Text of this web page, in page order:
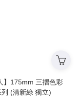
】175mm 三摺色彩
列 (清新綠 獨立)